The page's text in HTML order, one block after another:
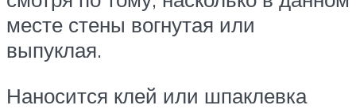
месте стены вогнутая или
выпуклая.
Наносится клей или шпаклевка